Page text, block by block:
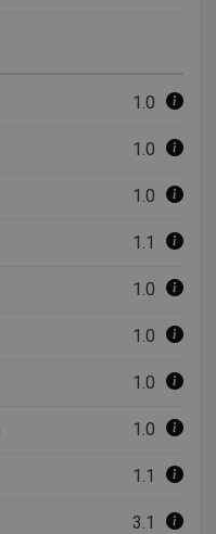
1.0
1.0
1.0
1.1
1.0
1.0
1.0
1.0
1.1
3.1